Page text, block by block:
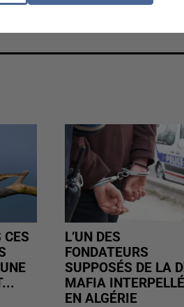
CES
L’UN DES
FONDATEURS
SUPPOSÉS DE LA
MAFIA INTERPELLÉ
EN ALGÉRIE